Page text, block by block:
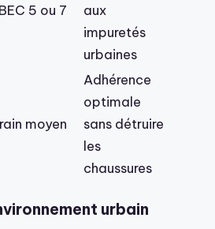
5 ou 7
aux
impuretés
urbaines
moyen
Adhérence
optimale
sans détruire
les
chaussures
urbain